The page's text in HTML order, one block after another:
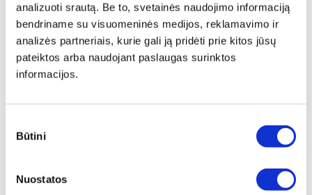
analizuoti srautą. Be to, svetainės naudojimo informaciją
bendriname su visuomeninės medijos, reklamavimo ir
analizės partneriais, kurie gali ją pridėti prie kitos jūsų
pateiktos arba naudojant paslaugas surinktos
informacijos.
pasirinkimas
Būtini
Nuostatos
Žiūrėti detaliau